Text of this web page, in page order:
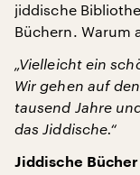
jiddische
Büchern. Warum
„Vielleicht ein
Wir gehen auf
tausend Jahre
das Jiddische.“
Jiddische